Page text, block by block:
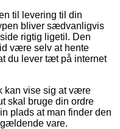
til levering til din
bliver sædvanligvis
rigtig ligetil. Den
være selv at hente
du lever tæt på internet
kan vise sig at være
skal bruge din ordre
plads at man finder den
vare.